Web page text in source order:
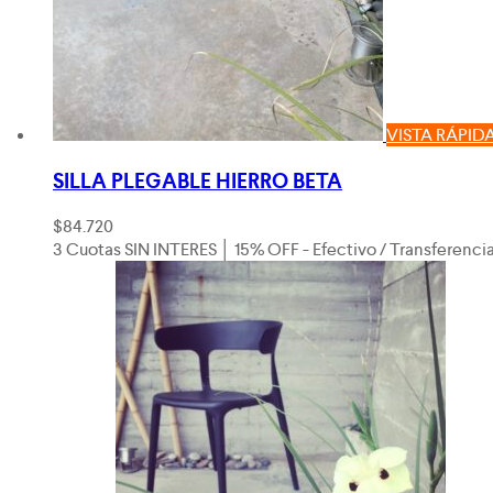
VISTA
SILLA PLEGABLE HIERRO BETA
$84.720
3 Cuotas SIN INTERES │ 15% OFF - Efectivo /